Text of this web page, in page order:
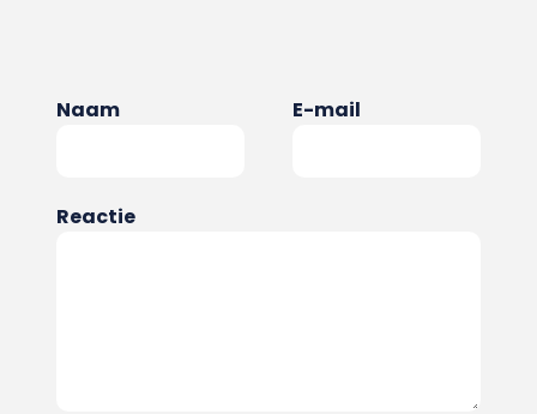
Naam E-mail
Reactie